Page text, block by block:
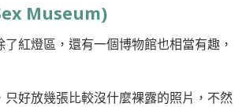
Museum)
紅燈區，還有一個博物館也相當有趣，
只好放幾張比較沒什麼裸露的照片，不然